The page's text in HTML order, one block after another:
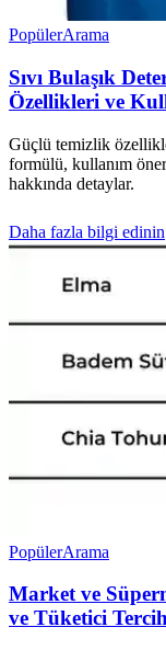
PopülerArama
Sıvı Bulaşık
Özellikleri ve
Güçlü temizlik
formülü, kullanım
hakkında detaylar.
Daha fazla bilgi edinin
PopülerArama
Market ve
ve Tüketici